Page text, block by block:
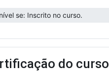
se: Inscrito no curso.
do curso